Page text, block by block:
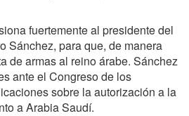
fuertemente al presidente del
Sánchez, para que, de manera
de armas al reino árabe. Sánchez
ante el Congreso de los
sobre la autorización a la
a Arabia Saudí.